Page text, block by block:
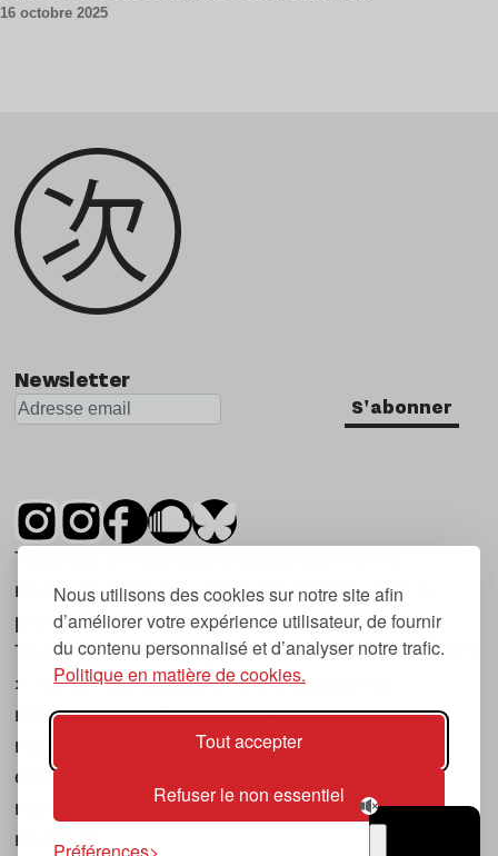
Nous utilisons des cookies sur notre site afin
d’améliorer votre expérience utilisateur, de fournir
du contenu personnalisé et d’analyser notre trafic.
Politique en matière de cookies.
Tout accepter
Refuser le non essentiel
16 octobre 2025
Newsletter
S'abonner
Tsugi est un mensuel indépendant sur la
musique et les nouvelles tendances, dont la
première parution date de 2007.
Tsugi en japonais signifie « prochain », « suivant
», ce qui correspond à la thématique du
magazine, à l’affût des nouvelles tendances
musicales, qu’elles viennent de la musique
électronique, du rock ou du hip hop, et des
nouveaux phénomènes de société liés à la
musique.